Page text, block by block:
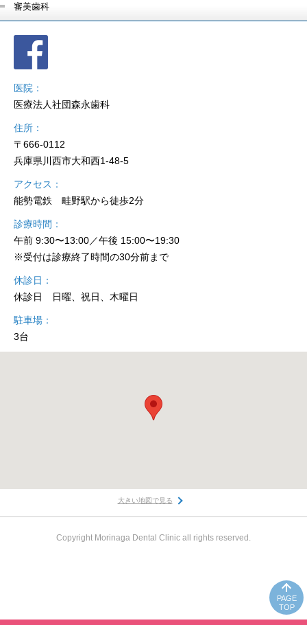
PAGE
TOP
審美歯科
医院
医療法人社団森永歯科
住所
〒666-0112
兵庫県川西市大和西1-48-5
アクセス
能勢電鉄 畦野駅から徒歩2分
診療時間
午前 9:30〜13:00／午後 15:00〜19:30
※受付は診療終了時間の30分前まで
休診日
休診日 日曜、祝日、木曜日
駐車場
3台
大きい地図で見る
Copyright Morinaga Dental Clinic all rights reserved.